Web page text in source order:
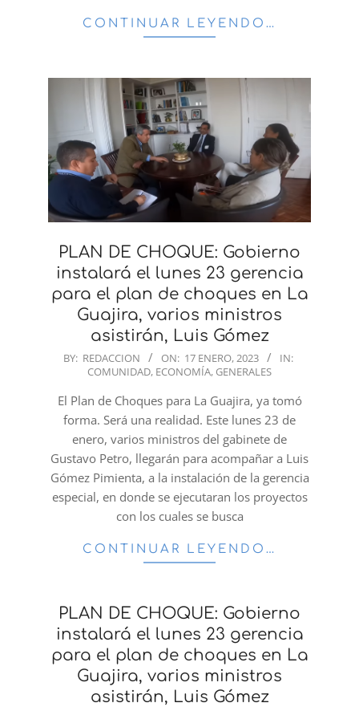
CONTINUAR LEYENDO…
PLAN DE CHOQUE: Gobierno
instalará el lunes 23 gerencia
para el plan de choques en La
Guajira, varios ministros
asistirán, Luis Gómez
2023-
17
BY: REDACCION ON: 17 ENERO, 2023
IN:
COMUNIDAD, ECONOMÍA, GENERALES
El Plan de Choques para La Guajira, ya tomó
forma. Será una realidad. Este lunes 23 de
enero, varios ministros del gabinete de
Gustavo Petro, llegarán para acompañar a Luis
Gómez Pimienta, a la instalación de la gerencia
especial, en donde se ejecutaran los proyectos
con los cuales se busca
CONTINUAR LEYENDO…
PLAN DE CHOQUE: Gobierno
instalará el lunes 23 gerencia
para el plan de choques en La
Guajira, varios ministros
asistirán, Luis Gómez